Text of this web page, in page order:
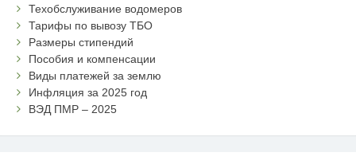
Техобслуживание водомеров
Тарифы по вывозу ТБО
Размеры стипендий
Пособия и компенсации
Виды платежей за землю
Инфляция за 2025 год
ВЭД ПМР – 2025